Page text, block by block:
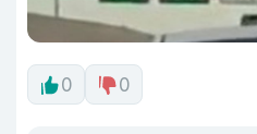
0 0